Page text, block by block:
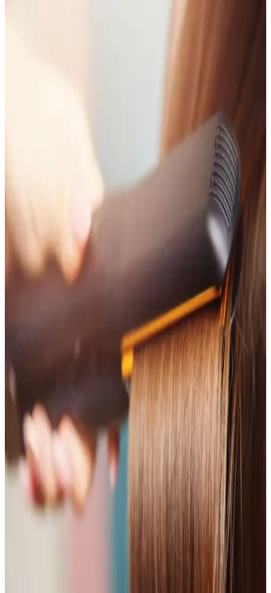
Saç şekillendirici ürünler, farklı teknolojiler ve kullanım ipuçlarıyla
saçlara zarar vermeden istenilen görünümü sağlar. Doğru seçim ve
Rowenta Brush Activ CF9000 Dönen Fırçalı Saç
Şekillendirici Özellikleri ve Kullanım Avantajları
Rowenta Brush Activ CF9000, hızlı saç şekillendirme ve kurutma
sağlayan dönen fırçalı tasarımıyla pratik kullanım sunar, farklı saç
tiplerine uyum sağlar.
Philips BHD350/10 Thermoprotect Saç Kurutma
Makinesi: Özellikler ve Kullanıcı Deneyimi
Philips BHD350/10 Thermoprotect saçı hızlı kurutur ve iyonik
teknolojiyle statik elektriklenmeyi azaltır. Üç ısı ve üç hız ayarı,
soğuk hava modu, difüzör ve dar başlıkla çok yönlü kullanım sağlar;
Johnson ve Ventoso Markalarıyla Profesyonel Saç
Kurutma Ekipmanlarının Özellikleri ve Kullanım
Profesyonel saç kurutma ekipmanları, kuaförler ve bireysel
kullanıcılar için hızlı ve sağlıklı saç kurutma sağlar. Johnson ve
Ventoso'nun teknolojik özellikleri ve avantajlarıyla saç bakımında
fark yaratın.
Mole M1 7’si 1 Arada Saç Şekillendirici ile Sinbo
SHD-1729 Karşılaştırması: Sonuçlar
Bu karşılaştırma Mole M1 7’si 1 Arada Saç Şekillendirici ile Sinbo
SHD-1729 arasındaki teknik özellik ve kullanıcı deneyimini özetler.
7 başlıklı set, hızlı ısınma, titanyum plakalar ve iyonik teknoloji gibi
Profesyonel 3500 Watt Güçte Saç Kurutma
Makineleri: Yüksek Performans ve Güçle Hızlı